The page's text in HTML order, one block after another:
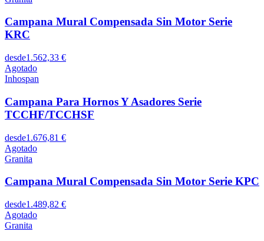
Campana Mural Compensada Sin Motor Serie
KRC
desde1.562,33 €
Agotado
Inhospan
Campana Para Hornos Y Asadores Serie
TCCHF/TCCHSF
desde1.676,81 €
Agotado
Granita
Campana Mural Compensada Sin Motor Serie KPC
desde1.489,82 €
Agotado
Granita